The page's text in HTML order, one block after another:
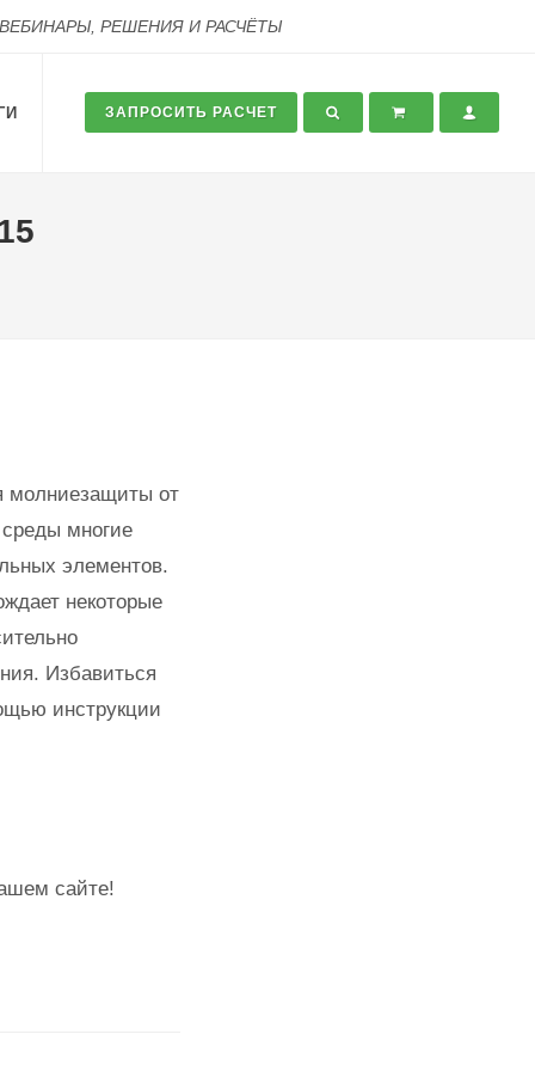
РЕШЕНИЯ И РАСЧЁТЫ
ЗАПРОСИТЬ РАСЧЕТ
молниезащиты от
многие
элементов.
некоторые
Избавиться
инструкции
сайте!